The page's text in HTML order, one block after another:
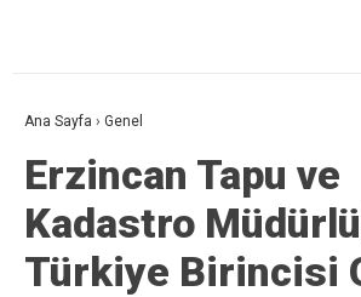
Ana Sayfa › Genel
Erzincan Tapu ve
Kadastro
Türkiye Birincisi